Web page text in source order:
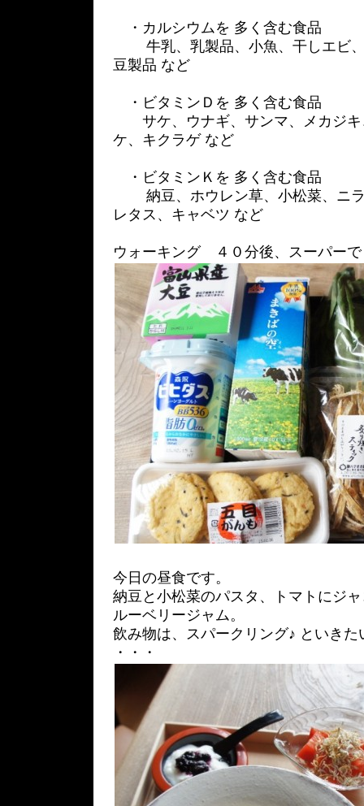
・カルシウムを 多く含む食品
牛乳、乳製品、小魚、干しエビ、
豆製品 など
・ビタミンＤを 多く含む食品
サケ、ウナギ、サンマ、メカジキ
ケ、キクラゲ など
・ビタミンＫを 多く含む食品
納豆、ホウレン草、小松菜、ニラ
レタス、キャベツ など
ウォーキング ４０分後、スーパー
今日の昼食です。
納豆と小松菜のパスタ、トマトにジ
ルーベリージャム。
飲み物は、スパークリング♪ といき
・・・